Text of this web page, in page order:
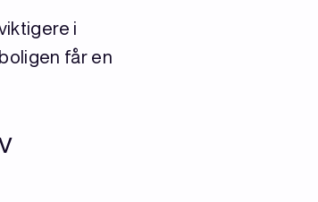
i
får en